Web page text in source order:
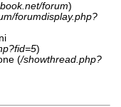
forum)
forumdisplay.php?
)
(/showthread.php?